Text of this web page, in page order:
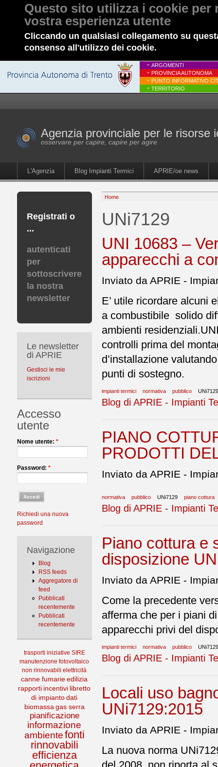
Questo sito utilizza i cookie per
vostra esperienza utente
Cliccando un qualsiasi collegamento su
consenso all'utilizzo dei cookie.
ARGOMENTI
PROVINCIA AUTONOMA
PUNTO INFORMATIVO
TERRITORIO
Agenzia provinciale per le risorse
osservare per capire, capire per agire
L'Agenzia Blog Impianti Termici APRIE/oe news
Registrati o
...
autenticati
per
sottoscrivere
la nostra
newsletter
Le newsletter
di APRIE
Gestisci le mie
iscrizioni
Accesso
utente
Nome utente: *
Password: *
Richiedi una nuova
password
Navigazione
Blog
RSS feeds
Aggregatore di
feed
Pubblicati
recentemente
Pubblicati
recentemente
trasporti iniziative SIRE
manutenzione fotovoltaico
non rinnovabili elettricità
canne fumarie edilizia
rapporti incentivi libretto
di impianto dati
biomassa gas serra
pianificazione
informazione
ambientefonti
rinnovabili
efficienza
Home
UNi7129
UNI 10683 –
apparecchi a
Inviato da APRIE -
E’ utile ricordare alcuni
a combustibile solido
ambienti
controlli prima del
d’installazione
punti di sostegno.
impianti termici normativa pubblico
Blog di APRIE - Impianti
PIANO
PRODOTTI
Inviato da APRIE -
normativa pubblico UNi7129 piano cottura
Blog di APRIE - Impianti
Piano cottura e
disposizione
Inviato da APRIE -
Come la precedente
afferma che per i piani
apparecchi privi del
impianti termici normativa pubblico
Blog di APRIE - Impianti
Locali uso
UNi7129:2015
Inviato da APRIE -
La nuova norma